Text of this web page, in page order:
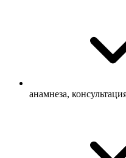
анамнеза,